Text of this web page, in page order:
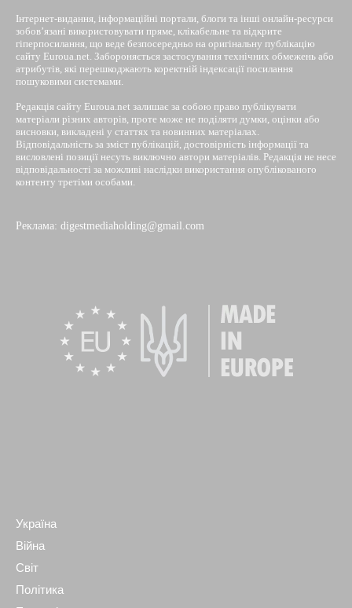
Інтернет-видання, інформаційні портали, блоги та інші онлайн-ресурси
зобов’язані використовувати пряме, клікабельне та відкрите
гіперпосилання, що веде безпосередньо на оригінальну публікацію
сайту Euroua.net. Забороняється застосування технічних обмежень або
атрибутів, які перешкоджають коректній індексації посилання
пошуковими системами.
Редакція сайту Euroua.net залишає за собою право публікувати
матеріали різних авторів, проте може не поділяти думки, оцінки або
висновки, викладені у статтях та новинних матеріалах.
Відповідальність за зміст публікацій, достовірність інформації та
висловлені позиції несуть виключно автори матеріалів. Редакція не несе
відповідальності за можливі наслідки використання опублікованого
контенту третіми особами.
Реклама: digestmediaholding@gmail.com
Україна
Війна
Світ
Політика